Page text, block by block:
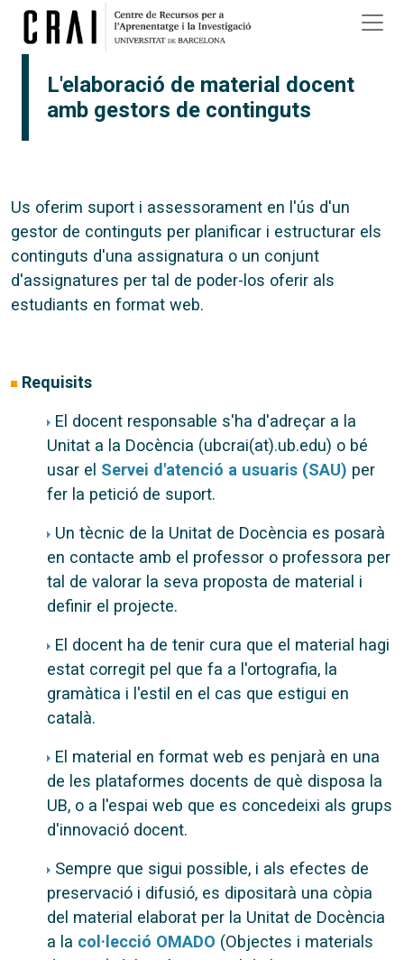
Vés al contingut
L'elaboració de material docent
amb gestors de continguts
Us oferim suport i assessorament en l'ús d'un
gestor de continguts per planificar i estructurar els
continguts d'una assignatura o un conjunt
d'assignatures per tal de poder-los oferir als
estudiants en format web.
Requisits
El docent responsable s'ha d'adreçar a la
Unitat a la Docència (ubcrai(at).ub.edu) o bé
usar el Servei d'atenció a usuaris (SAU) per
fer la petició de suport.
Un tècnic de la Unitat de Docència es posarà
en contacte amb el professor o professora per
tal de valorar la seva proposta de material i
definir el projecte.
El docent ha de tenir cura que el material hagi
estat corregit pel que fa a l'ortografia, la
gramàtica i l'estil en el cas que estigui en
català.
El material en format web es penjarà en una
de les plataformes docents de què disposa la
UB, o a l'espai web que es concedeixi als grups
d'innovació docent.
Sempre que sigui possible, i als efectes de
preservació i difusió, es dipositarà una còpia
del material elaborat per la Unitat de Docència
a la col·lecció OMADO (Objectes i materials